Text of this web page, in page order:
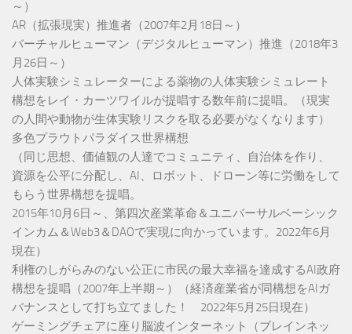
～）
AR（拡張現実）推進者（2007年2月18日～）
バーチャルヒューマン（デジタルヒューマン）推進（2018年3
月26日～）
人体実験シミュレーターによる薬物の人体実験シミュレート
構想をレイ・カーツワイルが提唱する数年前に提唱。（現実
の人間や動物が生体実験リスクを取る必要がなくなります）
多色プラウトパラダイス世界構想
（同じ思想、価値観の人達でコミュニティ、自治体を作り、
資源を公平に分配し、AI、ロボット、ドローン等に労働をして
もらう世界構想を提唱。
2015年10月6日～、第四次産業革命＆ユニバーサルベーシック
インカム＆Web3＆DAOで実現に向かっています。2022年6月
現在）
利権のしがらみのない公正に市民の最大幸福を達成するAI政府
構想を提唱（2007年上半期～）（経済産業省が同構想をAIガ
バナンスとして打ち立てました！ 2022年5月25日現在）
ゲーミングチェアに座り脳波インターネット（ブレインネッ